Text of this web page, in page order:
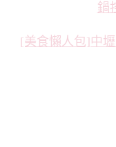
鍋
[美食懶人包]中